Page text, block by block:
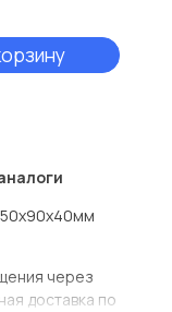
50x90x40мм
через
доставка по